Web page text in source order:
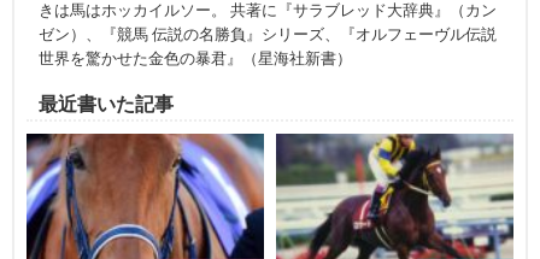
きは馬はホッカイルソー。 共著に『サラブレッド大辞典』（カン
ゼン）、『競馬 伝説の名勝負』シリーズ、『オルフェーヴル伝説
世界を驚かせた金色の暴君』（星海社新書）
最近書いた記事